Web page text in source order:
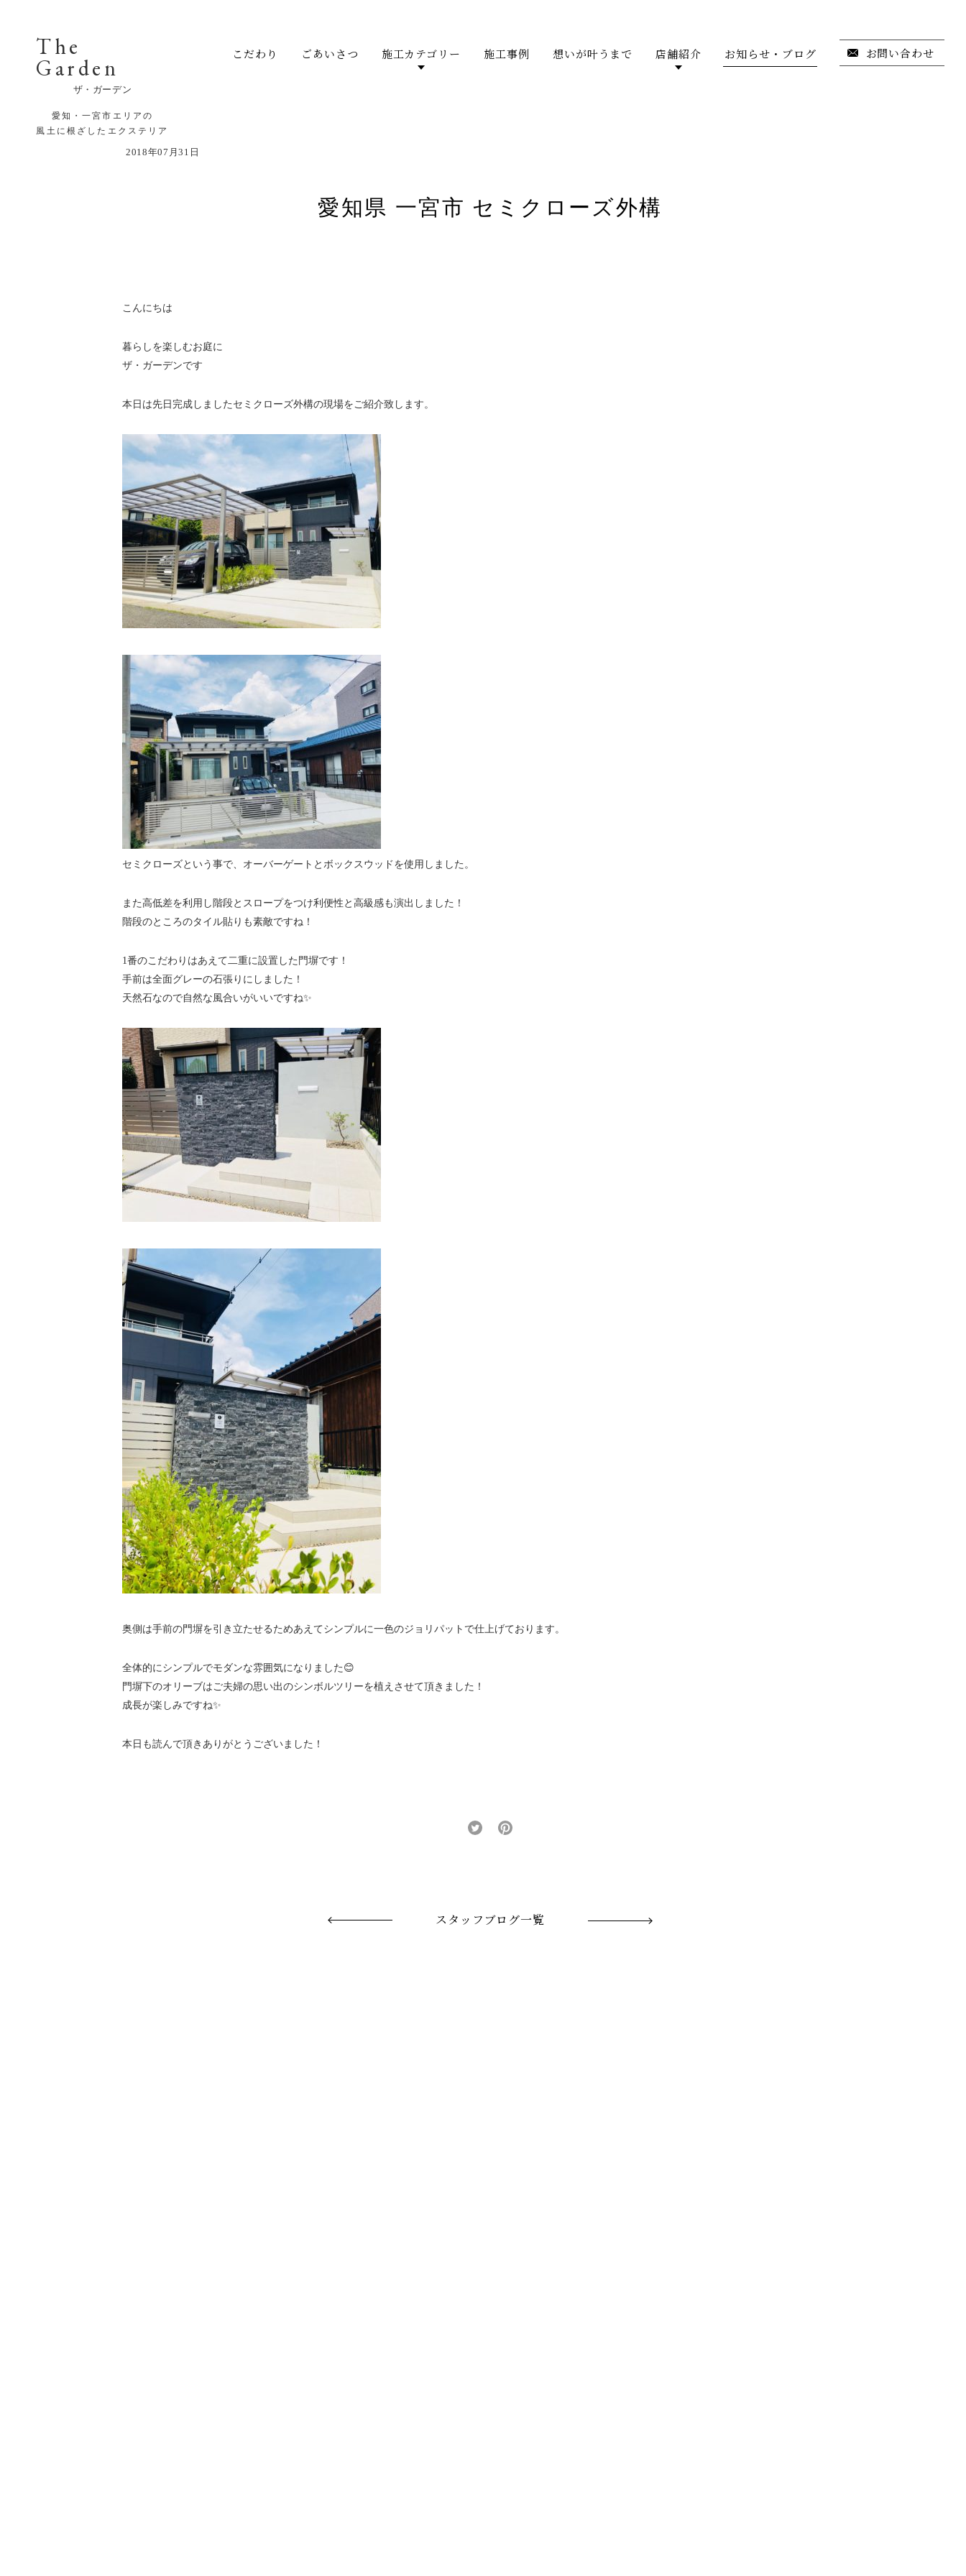
The
Garden
ザ・ガーデン
愛知・一宮市エリアの
風土に根ざしたエクステリア
こだわり ごあいさつ 施工カテゴリー 施工事例 想いが叶うまで 店舗紹介 お知らせ・ブログ お問い合わせ
2018年07月31日
愛知県 一宮市 セミクローズ外構
こんにちは
暮らしを楽しむお庭に
ザ・ガーデンです
本日は先日完成しましたセミクローズ外構の現場をご紹介致します。
セミクローズという事で、オーバーゲートとボックスウッドを使用しました。
また高低差を利用し階段とスロープをつけ利便性と高級感も演出しました！
階段のところのタイル貼りも素敵ですね！
1番のこだわりはあえて二重に設置した門塀です！
手前は全面グレーの石張りにしました！
天然石なので自然な風合いがいいですね✨
奥側は手前の門塀を引き立たせるためあえてシンプルに一色のジョリパットで仕上げております。
全体的にシンプルでモダンな雰囲気になりました😊
門塀下のオリーブはご夫婦の思い出のシンボルツリーを植えさせて頂きました！
成長が楽しみですね✨
本日も読んで頂きありがとうございました！
スタッフブログ一覧